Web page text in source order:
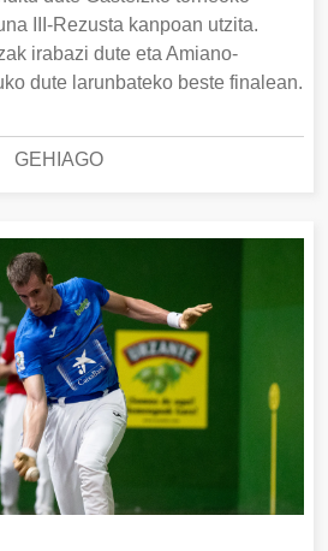
III-Rezusta kanpoan utzita.
irabazi dute eta Amiano-
dute larunbateko beste finalean.
GEHIAGO